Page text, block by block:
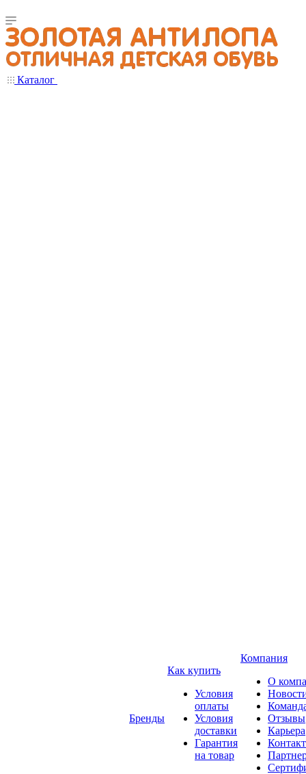
Каталог
Бренды
Как купить
Условия
оплаты
Условия
доставки
Гарантия
на товар
Компания
О
Отзывы
Карьера